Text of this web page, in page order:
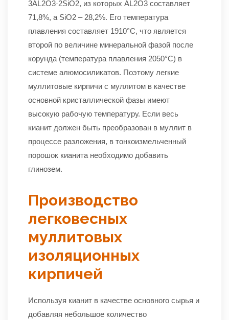
3AL2O3·2SiO2, из которых AL2O3 составляет
71,8%, а SiO2 – 28,2%. Его температура
плавления составляет 1910°C, что является
второй по величине минеральной фазой после
корунда (температура плавления 2050°C) в
системе алюмосиликатов. Поэтому легкие
муллитовые кирпичи с муллитом в качестве
основной кристаллической фазы имеют
высокую рабочую температуру. Если весь
кианит должен быть преобразован в муллит в
процессе разложения, в тонкоизмельченный
порошок кианита необходимо добавить
глинозем.
Производство
легковесных
муллитовых
изоляционных
кирпичей
Используя кианит в качестве основного сырья и
добавляя небольшое количество